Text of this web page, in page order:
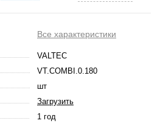
Все характеристики
VALTEC
VT.COMBI.0.180
шт
Загрузить
1 год